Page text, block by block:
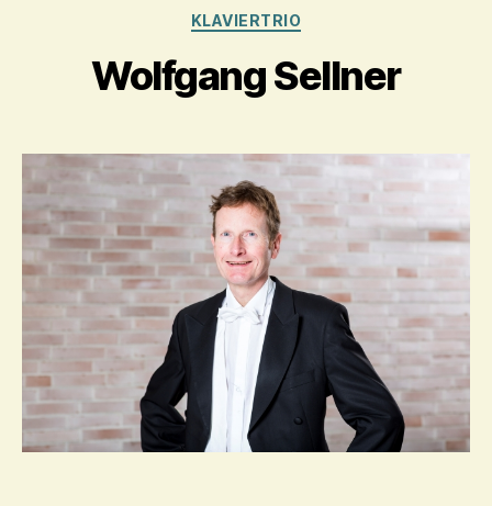
Kategorien
KLAVIERTRIO
Wolfgang Sellner